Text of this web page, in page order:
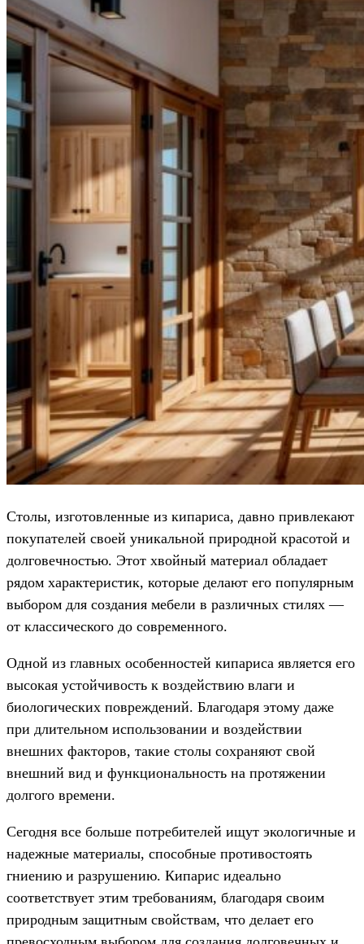
Столы, изготовленные из кипариса, давно привлекают
покупателей своей уникальной природной красотой и
долговечностью. Этот хвойный материал обладает
рядом характеристик, которые делают его популярным
выбором для создания мебели в различных стилях —
от классического до современного.
Одной из главных особенностей кипариса является его
высокая устойчивость к воздействию влаги и
биологических повреждений. Благодаря этому даже
при длительном использовании и воздействии
внешних факторов, такие столы сохраняют свой
внешний вид и функциональность на протяжении
долгого времени.
Сегодня все больше потребителей ищут экологичные и
надежные материалы, способные противостоять
гниению и разрушению. Кипарис идеально
соответствует этим требованиям, благодаря своим
природным защитным свойствам, что делает его